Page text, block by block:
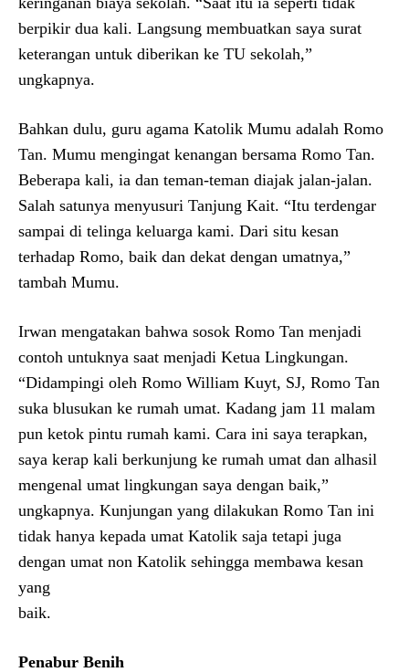
berpikir dua kali. Langsung membuatkan saya surat
keterangan untuk diberikan ke TU sekolah,”
ungkapnya.
Bahkan dulu, guru agama Katolik Mumu adalah Romo
Tan. Mumu mengingat kenangan bersama Romo Tan.
Beberapa kali, ia dan teman-teman diajak jalan-jalan.
Salah satunya menyusuri Tanjung Kait. “Itu terdengar
sampai di telinga keluarga kami. Dari situ kesan
terhadap Romo, baik dan dekat dengan umatnya,”
tambah Mumu.
Irwan mengatakan bahwa sosok Romo Tan menjadi
contoh untuknya saat menjadi Ketua Lingkungan.
“Didampingi oleh Romo William Kuyt, SJ, Romo Tan
suka blusukan ke rumah umat. Kadang jam 11 malam
pun ketok pintu rumah kami. Cara ini saya terapkan,
saya kerap kali berkunjung ke rumah umat dan alhasil
mengenal umat lingkungan saya dengan baik,”
ungkapnya. Kunjungan yang dilakukan Romo Tan ini
tidak hanya kepada umat Katolik saja tetapi juga
dengan umat non Katolik sehingga membawa kesan
yang
baik.
Penabur Benih